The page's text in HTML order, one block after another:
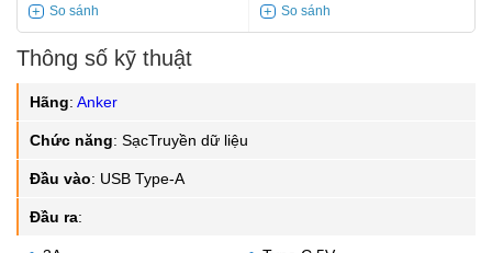
Thông số kỹ thuật
Hãng: Anker
Chức năng: SạcTruyền dữ liệu
Đầu vào: USB Type-A
Đầu ra: